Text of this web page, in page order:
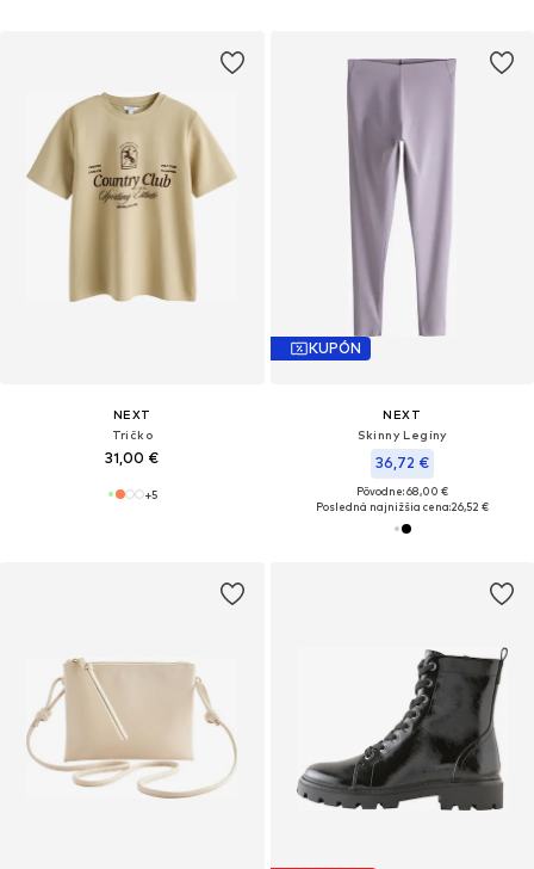
NEXT
Tričko
31,00 €
+5
KUPÓN
NEXT
Skinny Legíny
36,72 €
Pôvodne: 68,00 €
Posledná najnižšia cena:26,52 €